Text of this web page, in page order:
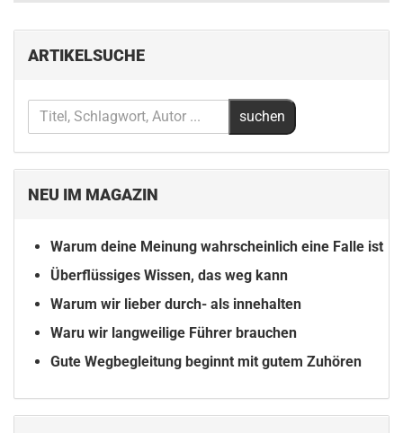
ARTIKELSUCHE
NEU IM MAGAZIN
Warum deine Meinung wahrscheinlich eine Falle ist
Überflüssiges Wissen, das weg kann
Warum wir lieber durch- als innehalten
Waru wir langweilige Führer brauchen
Gute Wegbegleitung beginnt mit gutem Zuhören